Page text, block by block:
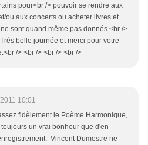
pour<br /> pouvoir se rendre aux
ou aux concerts ou acheter livres et
sont quand même pas donnés.<br />
belle journée et merci pour votre
/> <br /> <br /> <br />
10:01
fidèlement le Poème Harmonique,
un vrai bonheur que d'en
Vincent Dumestre ne